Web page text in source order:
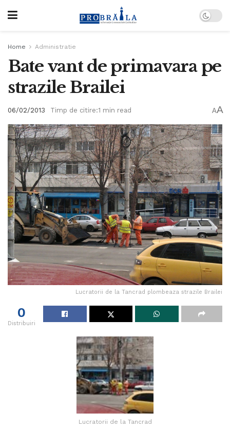
Home Administratie
Bate vant de primavara pe
strazile Brailei
06/02/2013 Timp de citire:1 min read AA
Lucratorii de la Tancrad plombeaza strazile Brailei
0
Distribuiri
Lucratorii de la Tancrad